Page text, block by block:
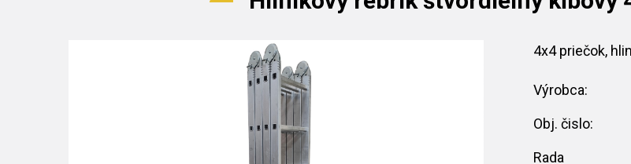
4x4 priečok,
Výrobca:
Obj. čislo:
Rada